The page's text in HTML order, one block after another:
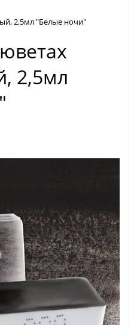
2,5мл "Белые ночи"
2,5мл